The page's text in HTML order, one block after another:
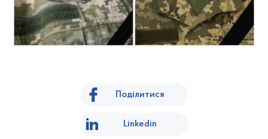
Поділитися
Linkedin